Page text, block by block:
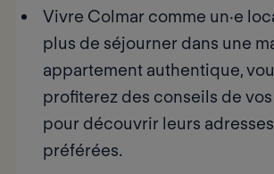
Vivre Colmar comme un·e
plus de séjourner dans une
appartement authentique,
profiterez des conseils de
pour découvrir leurs
préférées.